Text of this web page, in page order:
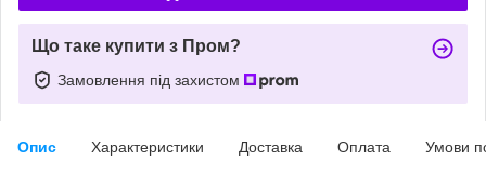
Що таке купити з Пром?
Замовлення під захистом
Опис Характеристики Доставка Оплата Умови